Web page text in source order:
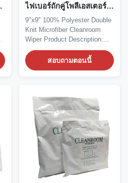
ไฟเบอร์ถักคู่โพลีเอสเตอร์
9"x9" ขนาด 9"x9"
9"x9" 100% Polyester Double
Knit Microfiber Cleanroom
Wiper Product Description:...
สอบถามตอนนี้